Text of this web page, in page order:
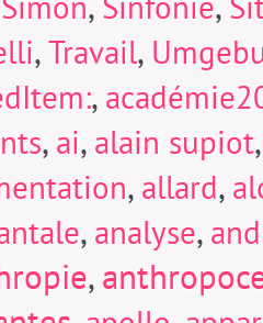
,Travail,
,
, ai, alain supiot
, allard,
, analyse,
,